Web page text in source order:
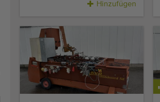
Hinzufügen